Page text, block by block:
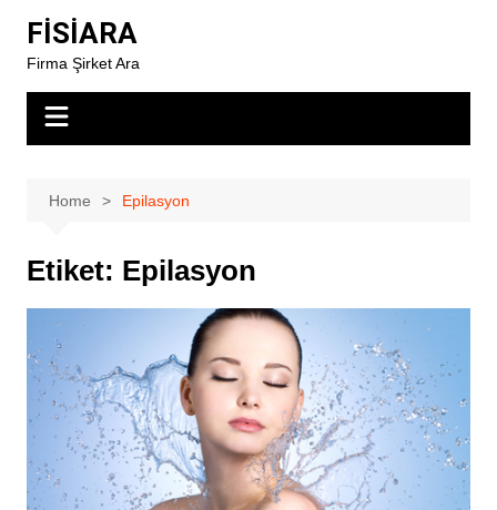
content
FİSİARA
Firma Şirket Ara
Home Epilasyon
Etiket: Epilasyon